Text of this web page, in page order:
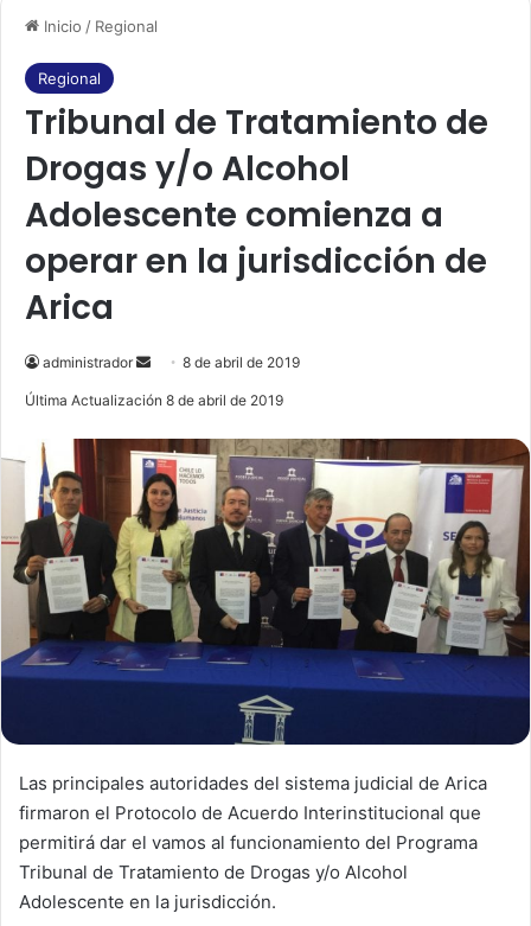
Inicio / Regional
Regional
Tribunal de Tratamiento de
Drogas y/o Alcohol
Adolescente comienza a
operar en la jurisdicción de
Arica
administrador
e
d
a
n
e
m
a
l
8 de abril de 2019
Última Actualización 8 de abril de 2019
Las principales autoridades del sistema judicial de Arica
firmaron el Protocolo de Acuerdo Interinstitucional que
permitirá dar el vamos al funcionamiento del Programa
Tribunal de Tratamiento de Drogas y/o Alcohol
Adolescente en la jurisdicción.
b
o
o
k
u
b
e